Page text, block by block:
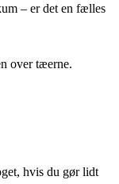
– er det en fælles
over tæerne.
hvis du gør lidt